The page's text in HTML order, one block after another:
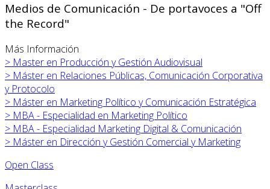
Medios de Comunicación - De portavoces a "Off
the Record"
Más Información
> Master en Producción y Gestión Audiovisual
> Máster en Relaciones Públicas, Comunicación Corporativa
y Protocolo
> Máster en Marketing Político y Comunicación Estratégica
> MBA - Especialidad en Marketing Político
> MBA - Especialidad Marketing Digital & Comunicación
> Máster en Dirección y Gestión Comercial y Marketing
Open Class